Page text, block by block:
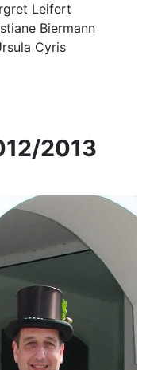
Leifert
Biermann
Cyris
2013